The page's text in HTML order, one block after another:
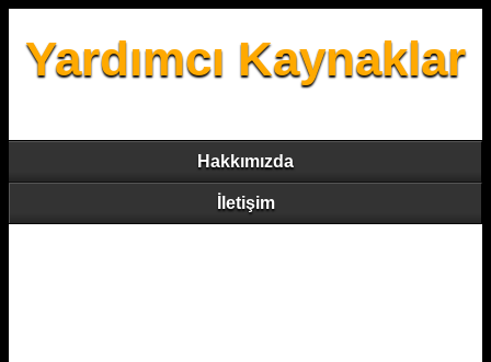
Yardımcı Kaynaklar
Hakkımızda
İletişim